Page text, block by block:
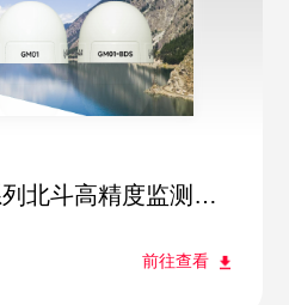
北斗高精度监测方
前往查看